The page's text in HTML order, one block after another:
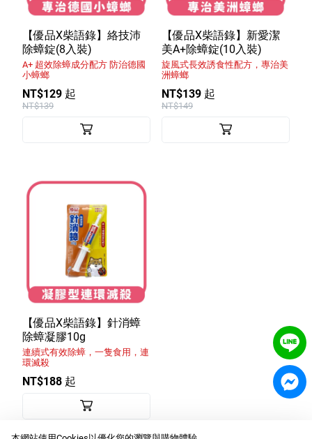
【優品X柴語錄】絡技沛
除蟑錠(8入裝)
A+ 超效除蟑成分配方 防治德國
小蟑螂
NT$129 起
NT$139
【優品X柴語錄】新愛潔
美A+除蟑錠(10入裝)
旋風式長效誘食性配方，專治美
洲蟑螂
NT$139 起
NT$149
【優品X柴語錄】針消蟑
除蟑凝膠10g
連續式有效除蟑，一隻食用，連
環滅殺
NT$188 起